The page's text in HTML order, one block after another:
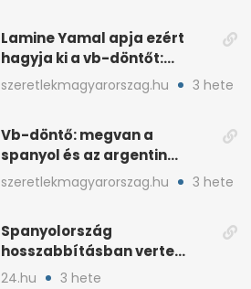
Lamine Yamal apja ezért
hagyja ki a vb-döntőt:
otthonról szurkol
szeretlekmagyarorszag.hu 3 hete
Vb-döntő: megvan a
spanyol és az argentin
kezdő, Montiel bekerült
szeretlekmagyarorszag.hu 3 hete
Spanyolország
hosszabbításban verte
Argentínát: Ferran Torres
24.hu 3 hete